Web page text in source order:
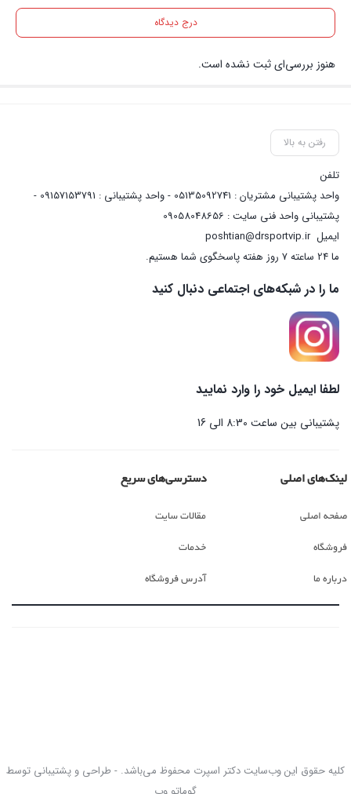
درج دیدگاه
هنوز بررسی‌ای ثبت نشده است.
رفتن به بالا
تلفن
واحد پشتیبانی مشتریان : 05135092741 - واحد پشتیبانی : 09157153791 -
پشتیبانی واحد فنی سایت : 09058048656
ایمیلposhtian@drsportvip.ir
ما 24 ساعته 7 روز هفته پاسخگوی شما هستیم.
ما را در شبکه‌های اجتماعی دنبال کنید
لطفا ایمیل خود را وارد نمایید
پشتیبانی بین ساعت 8:30 الی 16
لینک‌های اصلی
صفحه اصلی
فروشگاه
درباره ما
دسترسی‌های سریع
مقالات سایت
خدمات
آدرس فروشگاه
کلیه حقوق این وب‌سایت دکتر اسپرت محفوظ می‌باشد. - طراحی و پشتیبانی توسط